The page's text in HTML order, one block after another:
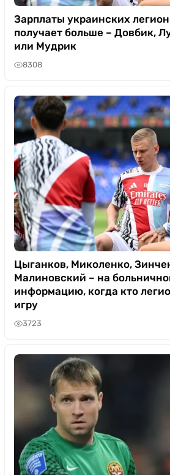
Зарплаты украинских
получает больше – Довбик,
или Мудрик
8308
Цыганков, Миколенко,
Малиновский – на
информацию, когда кто
игру
3723